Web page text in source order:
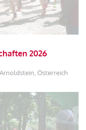
2026
Österreich